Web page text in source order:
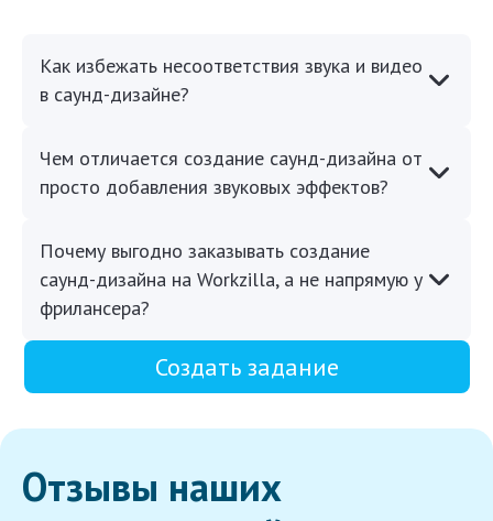
Как избежать несоответствия звука и видео
в саунд-дизайне?
Чем отличается создание саунд-дизайна от
просто добавления звуковых эффектов?
Почему выгодно заказывать создание
саунд-дизайна на Workzilla, а не напрямую у
фрилансера?
Создать задание
Отзывы наших